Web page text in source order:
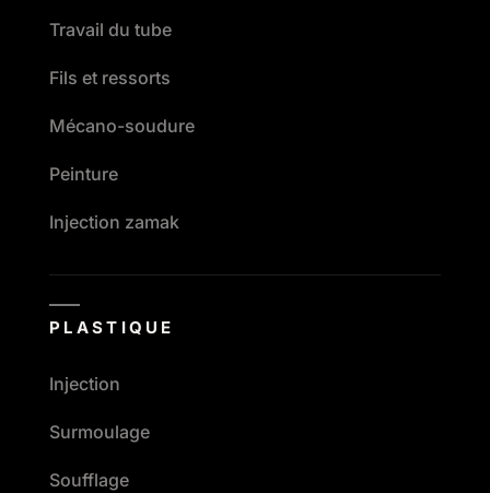
Travail du tube
Fils et ressorts
Mécano-soudure
Peinture
Injection zamak
PLASTIQUE
Injection
Surmoulage
Soufflage